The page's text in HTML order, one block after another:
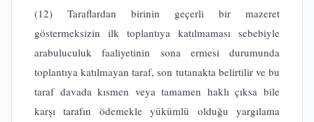
(12) Taraflardan birinin geçerli bir mazeret
göstermeksizin ilk toplantıya katılmaması sebebiyle
arabuluculuk faaliyetinin sona ermesi durumunda
toplantıya katılmayan taraf, son tutanakta belirtilir ve bu
taraf davada kısmen veya tamamen haklı çıksa bile
karşı tarafın ödemekle yükümlü olduğu yargılama